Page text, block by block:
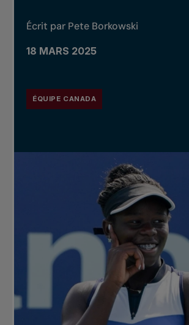
Écrit par Pete Borkowski
18 MARS 2025
ÉQUIPE CANADA